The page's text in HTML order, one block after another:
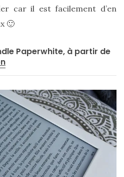
car il est facilement d’en
🙂
Paperwhite, à partir de